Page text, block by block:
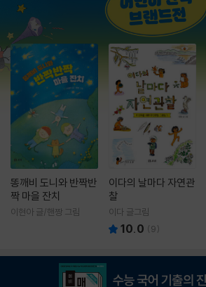
똥깨비 도니와 반짝반
짝 마을 잔치
이현아 글/핸짱 그림
이다의 날마다 자연관
찰
이다 글그림
10.0 (9)